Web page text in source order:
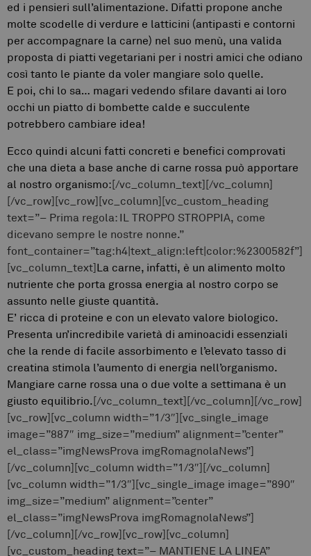
ed i pensieri sull’alimentazione. Difatti propone anche
molte scodelle di verdure e latticini (antipasti e contorni
per accompagnare la carne) nel suo menù, una valida
proposta di piatti vegetariani per i nostri amici che odiano
così tanto le piante da voler mangiare solo quelle.
E poi, chi lo sa… magari vedendo sfilare davanti ai loro
occhi un piatto di bombette calde e succulente
potrebbero cambiare idea!
Ecco quindi alcuni fatti concreti e benefici comprovati
che una dieta a base anche di carne rossa può apportare
al nostro organismo:[/vc_column_text][/vc_column]
[/vc_row][vc_row][vc_column][vc_custom_heading
text=”– Prima regola: IL TROPPO STROPPIA, come
dicevano sempre le nostre nonne.”
font_container=”tag:h4|text_align:left|color:%2300582f”]
[vc_column_text]La carne, infatti, è un alimento molto
nutriente che porta grossa energia al nostro corpo se
assunto nelle giuste quantità.
E’ ricca di proteine e con un elevato valore biologico.
Presenta un’incredibile varietà di aminoacidi essenziali
che la rende di facile assorbimento e l’elevato tasso di
creatina stimola l’aumento di energia nell’organismo.
Mangiare carne rossa una o due volte a settimana è un
giusto equilibrio.[/vc_column_text][/vc_column][/vc_row]
[vc_row][vc_column width=”1/3″][vc_single_image
image=”887″ img_size=”medium” alignment=”center”
el_class=”imgNewsProva imgRomagnolaNews”]
[/vc_column][vc_column width=”1/3″][/vc_column]
[vc_column width=”1/3″][vc_single_image image=”890″
img_size=”medium” alignment=”center”
el_class=”imgNewsProva imgRomagnolaNews”]
[/vc_column][/vc_row][vc_row][vc_column]
[vc_custom_heading text=”– MANTIENE LA LINEA”